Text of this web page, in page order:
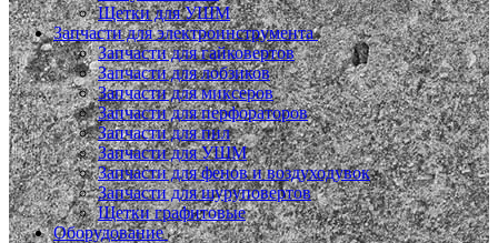
Щетки для УШМ
Запчасти для электроинструмента
Запчасти для гайковертов
Запчасти для лобзиков
Запчасти для миксеров
Запчасти для перфораторов
Запчасти для пил
Запчасти для УШМ
Запчасти для фенов и воздуходувок
Запчасти для шуруповертов
Щетки графитовые
Оборудование